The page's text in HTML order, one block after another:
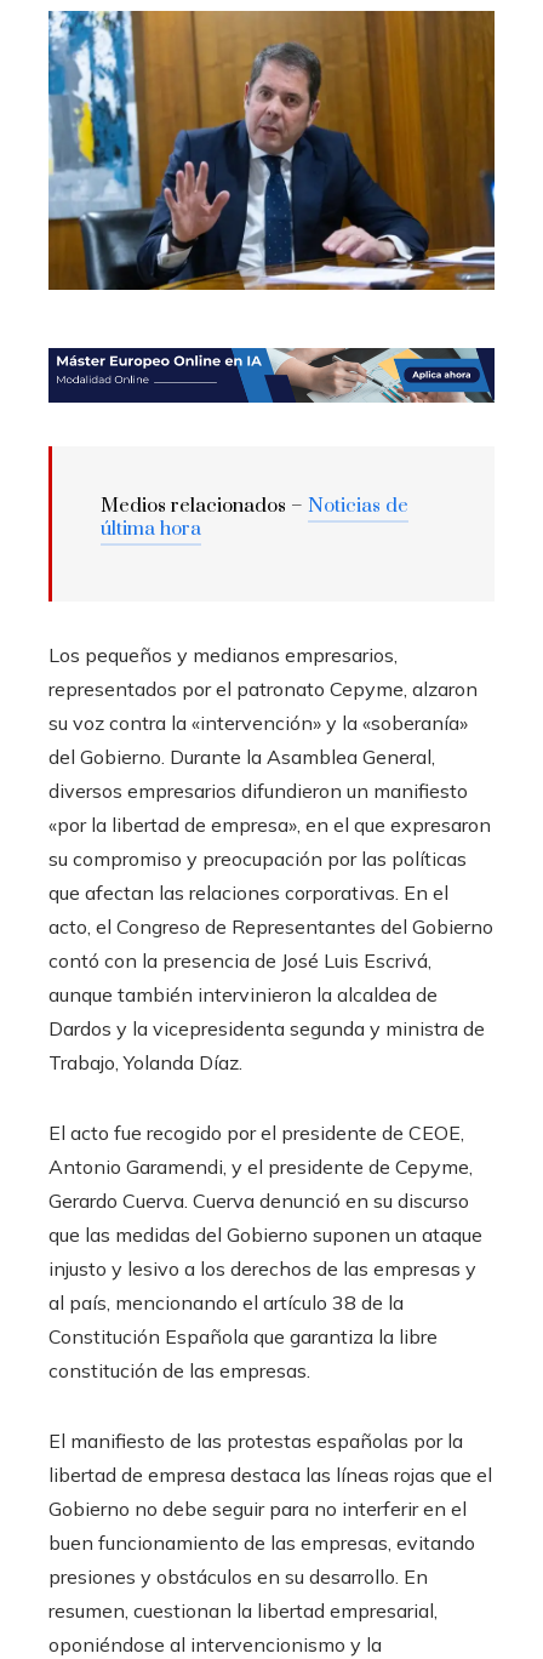
Medios relacionados – Noticias de
última hora
Los pequeños y medianos empresarios,
representados por el patronato Cepyme, alzaron
su voz contra la «intervención» y la «soberanía»
del Gobierno. Durante la Asamblea General,
diversos empresarios difundieron un manifiesto
«por la libertad de empresa», en el que expresaron
su compromiso y preocupación por las políticas
que afectan las relaciones corporativas. En el
acto, el Congreso de Representantes del Gobierno
contó con la presencia de José Luis Escrivá,
aunque también intervinieron la alcaldea de
Dardos y la vicepresidenta segunda y ministra de
Trabajo, Yolanda Díaz.
El acto fue recogido por el presidente de CEOE,
Antonio Garamendi, y el presidente de Cepyme,
Gerardo Cuerva. Cuerva denunció en su discurso
que las medidas del Gobierno suponen un ataque
injusto y lesivo a los derechos de las empresas y
al país, mencionando el artículo 38 de la
Constitución Española que garantiza la libre
constitución de las empresas.
El manifiesto de las protestas españolas por la
libertad de empresa destaca las líneas rojas que el
Gobierno no debe seguir para no interferir en el
buen funcionamiento de las empresas, evitando
presiones y obstáculos en su desarrollo. En
resumen, cuestionan la libertad empresarial,
oponiéndose al intervencionismo y la